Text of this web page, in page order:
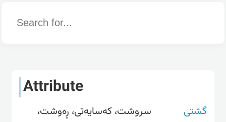
Word
Attribute
گشتی
سروشت، کەسایەتى، ڕەوشت،